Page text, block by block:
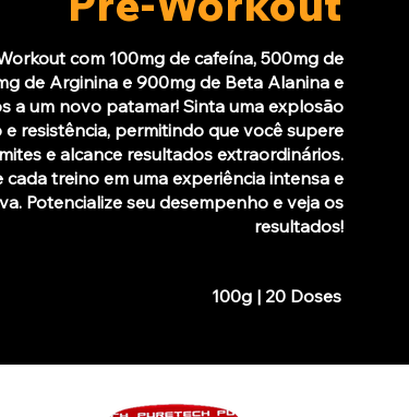
com 100mg de cafeína, 500mg de
de Arginina e 900mg de Beta Alanina e
a um novo patamar! Sinta uma explosão
e resistência, permitindo que você supere
e alcance resultados extraordinários.
cada treino em uma experiência intensa e
Potencialize seu desempenho e veja os
resultados!
100g | 20 Doses